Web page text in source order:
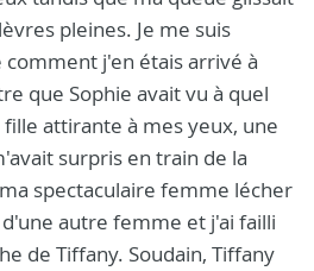
pleines. Je me suis
j'en étais arrivé à
que Sophie avait vu à quel
attirante à mes yeux, une
surpris en train de la
spectaculaire femme lécher
autre femme et j'ai failli
de Tiffany. Soudain, Tiffany